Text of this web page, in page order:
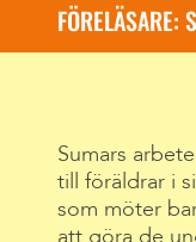
FÖRELÄSARE:
Sumars
till föräldrar i
som möter
att göra de